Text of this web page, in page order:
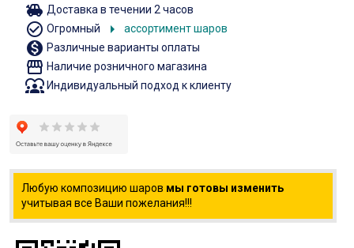
toys Доставка в течении 2 часов
check_circle_outline Огромный arrow_right ассортимент шаров
monetization_on Различные варианты оплаты
storefront Наличие розничного магазина
diversity_1Индивидуальный подход к клиенту
Любую композицию шаров мы готовы изменить
учитывая все Ваши пожелания!!!